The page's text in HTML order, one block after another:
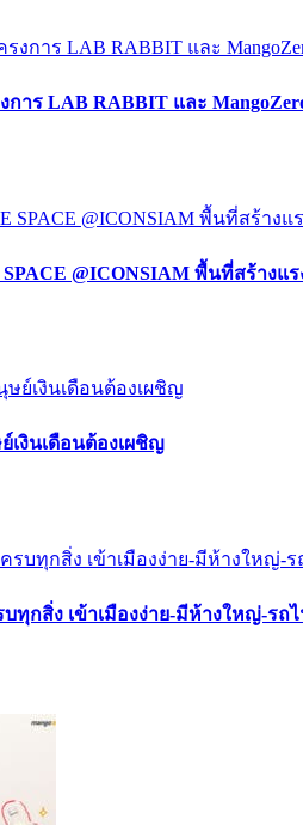
าร LAB RABBIT และ
@ICONSIAM พื้นที่สร้างแ
เงินเดือนต้องเผชิญ
ทุกสิ่ง เข้าเมืองง่าย-มีห้างใหญ่-รถ